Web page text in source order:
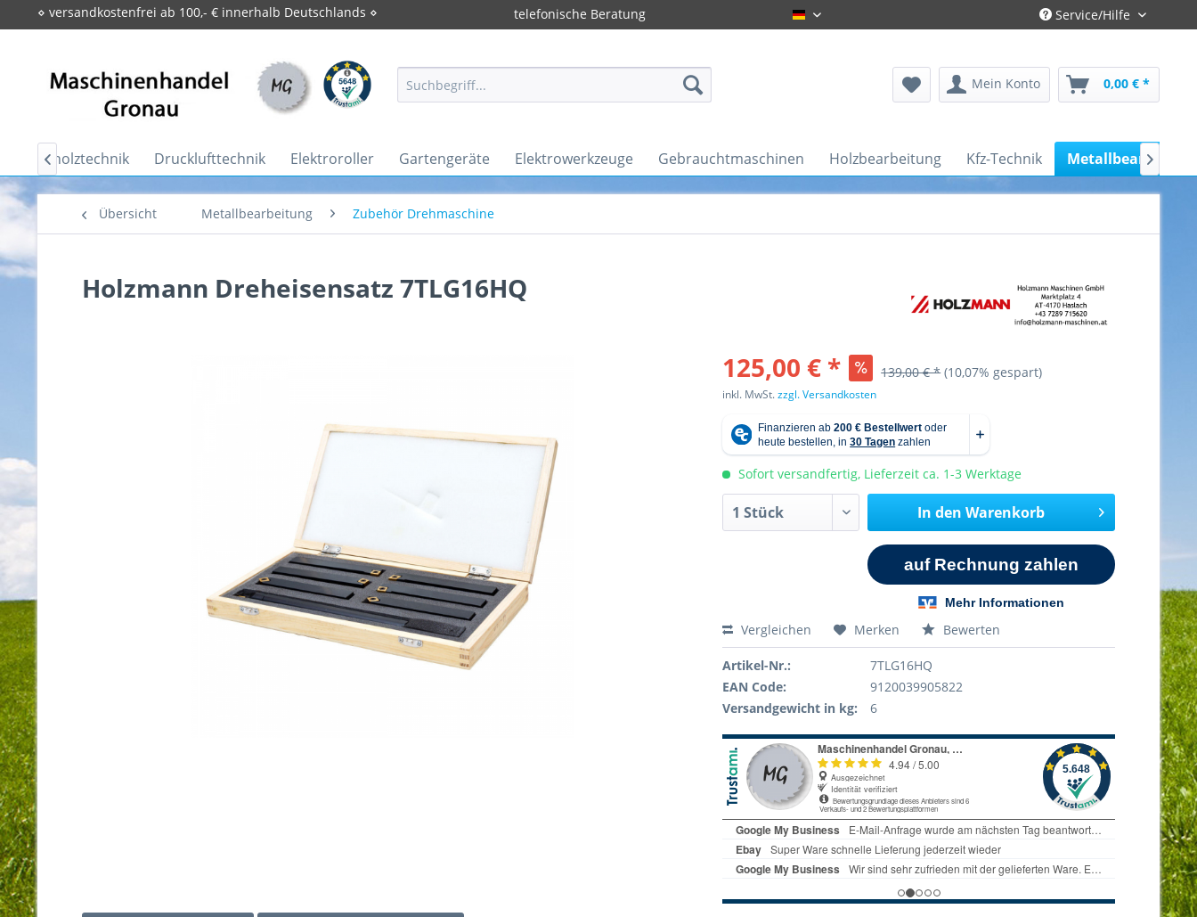
⋄ versandkostenfrei ab 100,- € innerhalb Deutschlands ⋄ telefonische Beratung Gronau-Deutsch Service/Hilfe
Mein Konto 0,00 € *
Brennholztechnik Drucklufttechnik Elektroroller Gartengeräte Elektrowerkzeuge Gebrauchtmaschinen Holzbearbeitung Kfz-Technik
 
Übersicht Metallbearbeitung Zubehör Drehmaschine
Holzmann Dreheisensatz 7TLG16HQ
125,00 € * 139,00 € * (10,07% gespart)
inkl. MwSt.zzgl. Versandkosten
Sofort versandfertig, Lieferzeit ca. 1-3 Werktage
In den Warenkorb
Vergleichen Merken Bewerten
Artikel-Nr.:
7TLG16HQ
EAN Code:
9120039905822
Versandgewicht in kg:
6